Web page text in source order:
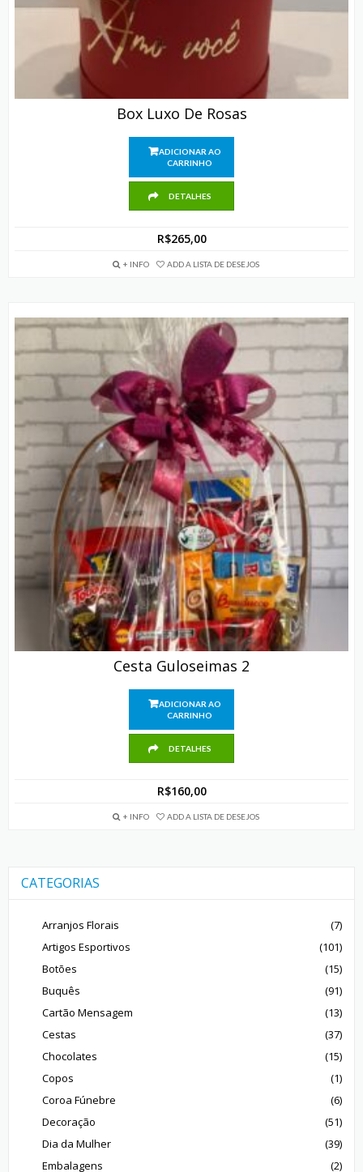
Box Luxo De Rosas
ADICIONAR AO
CARRINHO
DETALHES
R$265,00
+ INFO ADD A LISTA DE DESEJOS
Cesta Guloseimas 2
ADICIONAR AO
CARRINHO
DETALHES
R$160,00
+ INFO ADD A LISTA DE DESEJOS
CATEGORIAS
Arranjos Florais
(7)
Artigos Esportivos
(101)
Botões
(15)
Buquês
(91)
Cartão Mensagem
(13)
Cestas
(37)
Chocolates
(15)
Copos
(1)
Coroa Fúnebre
(6)
Decoração
(51)
Dia da Mulher
(39)
Embalagens
(2)